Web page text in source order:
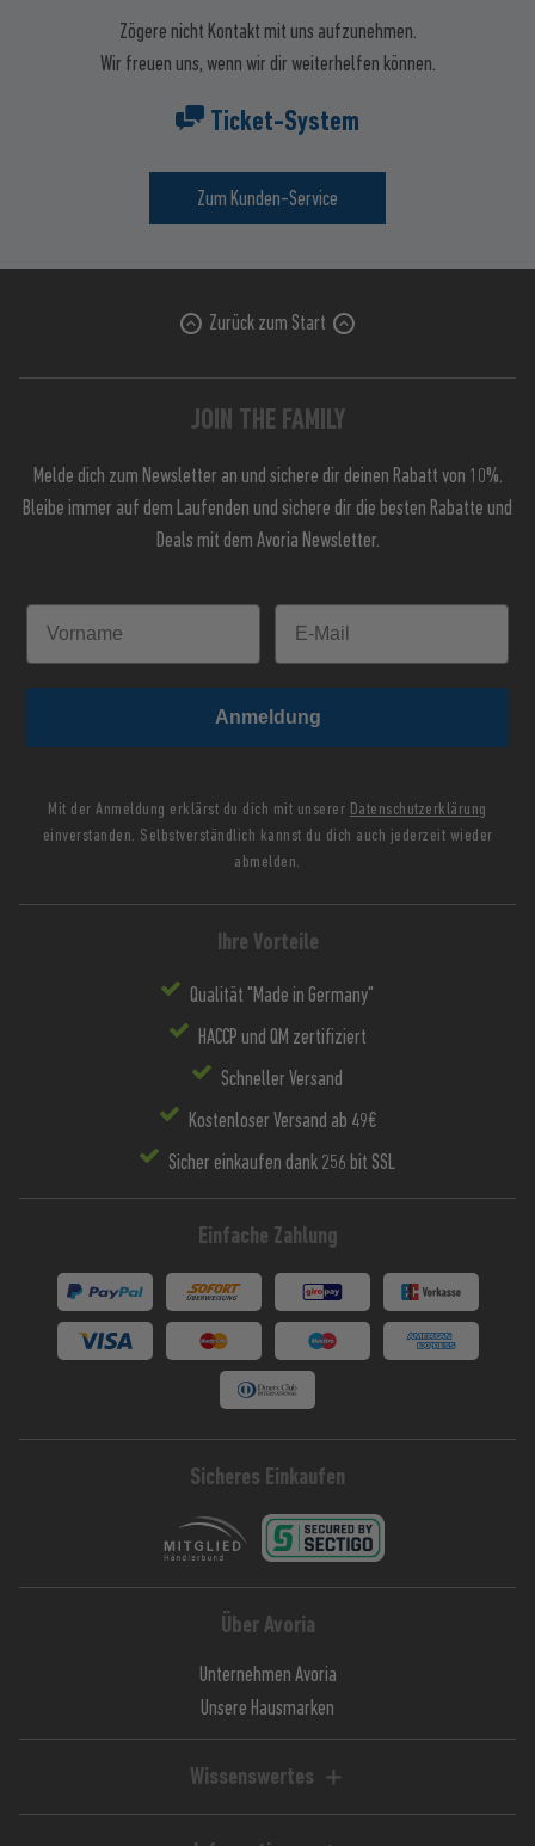
Zögere nicht Kontakt mit uns aufzunehmen.
Wir freuen uns, wenn wir dir weiterhelfen können.
Ticket-System
Zum Kunden-Service
Zurück zum Start
JOIN THE FAMILY
Melde dich zum Newsletter an und sichere dir deinen Rabatt von 10%.
Bleibe immer auf dem Laufenden und sichere dir die besten Rabatte und
Deals mit dem Avoria Newsletter.
Anmeldung
Mit der Anmeldung erklärst du dich mit unserer Datenschutzerklärung
einverstanden. Selbstverständlich kannst du dich auch jederzeit wieder
abmelden.
Ihre Vorteile
Qualität "Made in Germany"
HACCP und QM zertifiziert
Schneller Versand
Kostenloser Versand ab 49€
Sicher einkaufen dank 256 bit SSL
Einfache Zahlung
Sicheres Einkaufen
Über Avoria
Unternehmen Avoria
Unsere Hausmarken
Wissenswertes
Magazin / Blog